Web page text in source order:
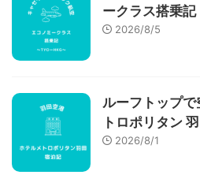
ークラス搭乗記
2026/8/5
ルーフトップ
トロポリタン
2026/8/1